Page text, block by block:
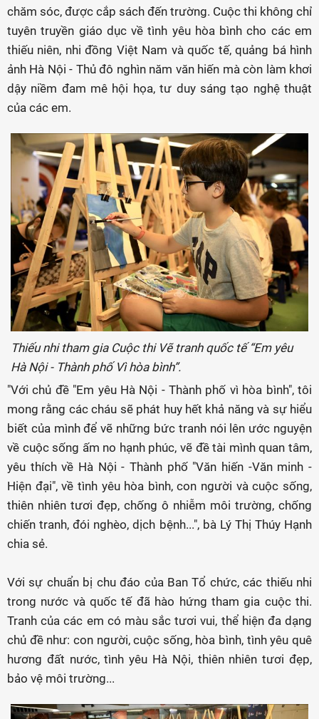
chăm sóc, được cắp sách đến trường. Cuộc thi không chỉ
tuyên truyền giáo dục về tình yêu hòa bình cho các em
thiếu niên, nhi đồng Việt Nam và quốc tế, quảng bá hình
ảnh Hà Nội - Thủ đô nghìn năm văn hiến mà còn làm khơi
dậy niềm đam mê hội họa, tư duy sáng tạo nghệ thuật
của các em.
Thiếu nhi tham gia Cuộc thi Vẽ tranh quốc tế “Em yêu
Hà Nội - Thành phố Vì hòa bình”.
"Với chủ đề "Em yêu Hà Nội - Thành phố vì hòa bình", tôi
mong rằng các cháu sẽ phát huy hết khả năng và sự hiểu
biết của mình để vẽ những bức tranh nói lên ước nguyện
về cuộc sống ấm no hạnh phúc, vẽ đề tài mình quan tâm,
yêu thích về Hà Nội - Thành phố "Văn hiến -Văn minh -
Hiện đại", về tình yêu hòa bình, con người và cuộc sống,
thiên nhiên tươi đẹp, chống ô nhiễm môi trường, chống
chiến tranh, đói nghèo, dịch bệnh...", bà Lý Thị Thúy Hạnh
chia sẻ.
Với sự chuẩn bị chu đáo của Ban Tổ chức, các thiếu nhi
trong nước và quốc tế đã hào hứng tham gia cuộc thi.
Tranh của các em có màu sắc tươi vui, thể hiện đa dạng
chủ đề như: con người, cuộc sống, hòa bình, tình yêu quê
hương đất nước, tình yêu Hà Nội, thiên nhiên tươi đẹp,
bảo vệ môi trường...